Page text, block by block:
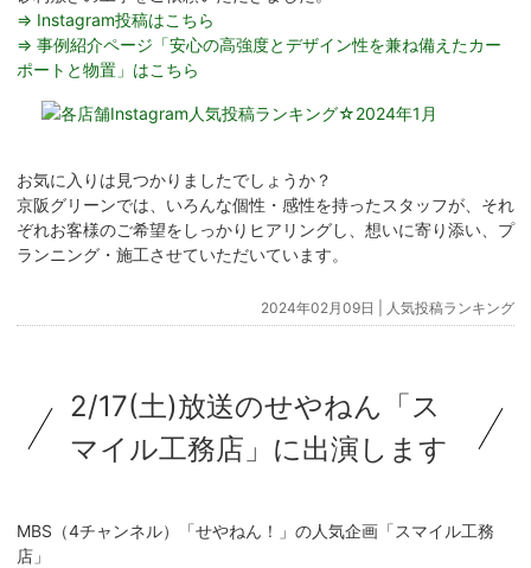
⇒ Instagram投稿はこちら
⇒ 事例紹介ページ「安心の高強度とデザイン性を兼ね備えたカー
ポートと物置」はこちら
お気に入りは見つかりましたでしょうか？
京阪グリーンでは、いろんな個性・感性を持ったスタッフが、それ
ぞれお客様のご希望をしっかりヒアリングし、想いに寄り添い、プ
ランニング・施工させていただいています。
2024年02月09日 | 人気投稿ランキング
2/17(土)放送のせやねん「ス
マイル工務店」に出演します
MBS（4チャンネル）「せやねん！」の人気企画「スマイル工務
店」